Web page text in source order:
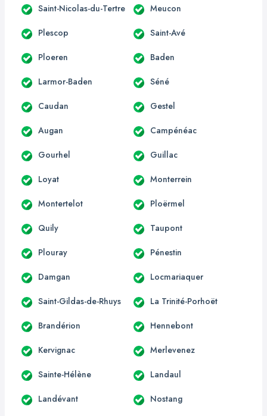
Saint-Nicolas-du-Tertre Meucon
Plescop Saint-Avé
Ploeren Baden
Larmor-Baden Séné
Caudan Gestel
Augan Campénéac
Gourhel Guillac
Loyat Monterrein
Montertelot Ploërmel
Quily Taupont
Plouray Pénestin
Damgan Locmariaquer
Saint-Gildas-de-Rhuys La Trinité-Porhoët
Brandérion Hennebont
Kervignac Merlevenez
Sainte-Hélène Landaul
Landévant Nostang